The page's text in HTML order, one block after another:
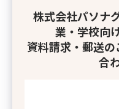
ープの淡路島団体・企
ログラムに関する
のご依頼はこちらから
株式会社パソナ
業・学校向
資料請求・郵送
合